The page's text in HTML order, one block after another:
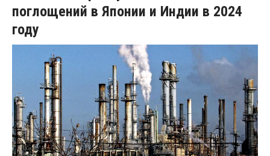
поглощений в Японии и Индии в 2024
году